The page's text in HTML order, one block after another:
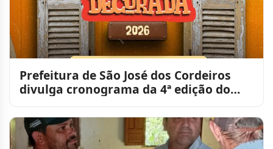
Prefeitura de São José dos Cordeiros
divulga cronograma da 4ª edição do